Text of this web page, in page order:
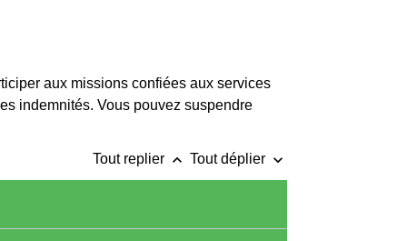
aux missions confiées aux services
indemnités. Vous pouvez suspendre
Tout replier keyboard_arrow_up Tout déplier keyboard_arrow_down